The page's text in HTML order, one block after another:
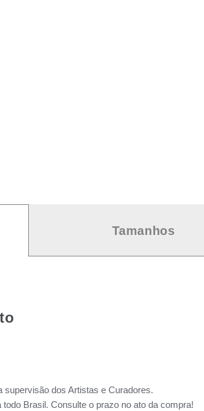
Tamanhos
supervisão dos Artistas e Curadores.
Brasil. Consulte o prazo no ato da compra!